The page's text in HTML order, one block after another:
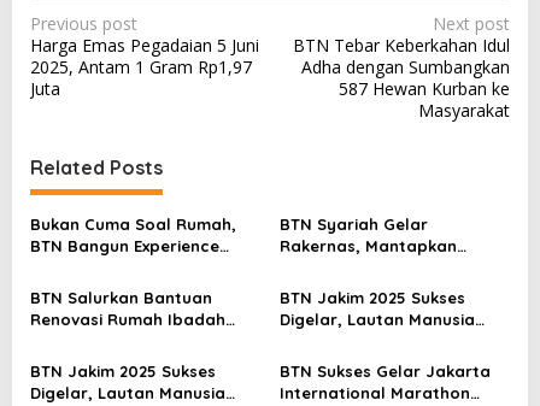
P
o
s
n
a
v
i
g
a
t
i
Previous post
Harga Emas Pegadaian 5 Juni
2025, Antam 1 Gram Rp1,97
Juta
Next post
BTN Tebar Keberkahan Idul
Adha dengan Sumbangkan
587 Hewan Kurban ke
Masyarakat
Related Posts
Bukan Cuma Soal Rumah,
BTN Bangun Experience
BTN Syariah Gelar
Rakernas, Mantapkan
Jadi Bank Umum Syariah
BTN Salurkan Bantuan
Renovasi Rumah Ibadah
BTN Jakim 2025 Sukses
Digelar, Lautan Manusia
Thamrin
BTN Jakim 2025 Sukses
Digelar, Lautan Manusia
BTN Sukses Gelar Jakarta
International Marathon